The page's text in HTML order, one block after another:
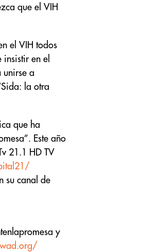
que el VIH
el VIH todos
en el
a
la otra
que ha
Este año
21.1 HD TV
su canal de
y